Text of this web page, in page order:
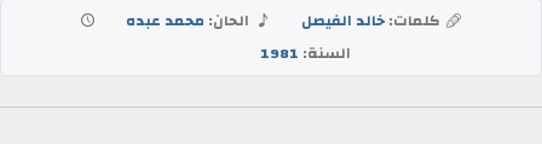
كلمات:خالد الفيصل الحان: محمد عبده
السنة: 1981